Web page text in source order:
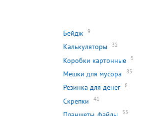
Бейдж 9
Калькуляторы 32
Коробки картонные 5
Мешки для мусора 85
Резинка для денег 8
Скрепки 41
55